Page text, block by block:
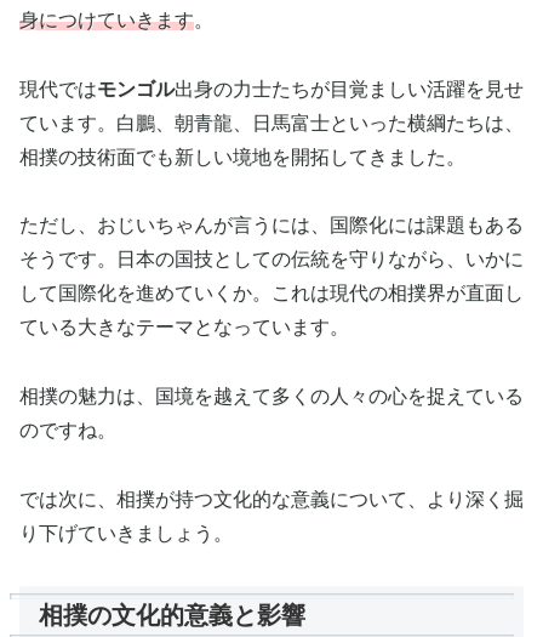
身につけていきます。
現代ではモンゴル出身の力士たちが目覚ましい活躍を見せ
ています。白鵬、朝青龍、日馬富士といった横綱たちは、
相撲の技術面でも新しい境地を開拓してきました。
ただし、おじいちゃんが言うには、国際化には課題もある
そうです。日本の国技としての伝統を守りながら、いかに
して国際化を進めていくか。これは現代の相撲界が直面し
ている大きなテーマとなっています。
相撲の魅力は、国境を越えて多くの人々の心を捉えている
のですね。
では次に、相撲が持つ文化的な意義について、より深く掘
り下げていきましょう。
相撲の文化的意義と影響